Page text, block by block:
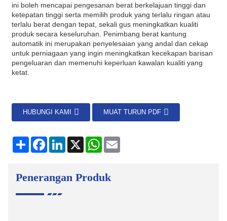
ini boleh mencapai pengesanan berat berkelajuan tinggi dan
ketepatan tinggi serta memilih produk yang terlalu ringan atau
terlalu berat dengan tepat, sekali gus meningkatkan kualiti
produk secara keseluruhan. Penimbang berat kantung
automatik ini merupakan penyelesaian yang andal dan cekap
untuk perniagaan yang ingin meningkatkan kecekapan barisan
pengeluaran dan memenuhi keperluan kawalan kualiti yang
ketat.
HUBUNGI KAMI MUAT TURUN PDF
kongsiFacebookLinkedIn
X WhatsApp
E-
Penerangan Produk